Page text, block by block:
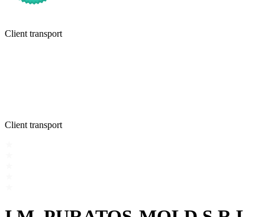
Client transport
Client transport